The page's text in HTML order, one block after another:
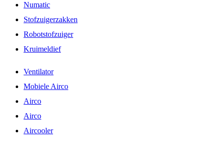
Numatic
Stofzuigerzakken
Robotstofzuiger
Kruimeldief
Ventilator
Mobiele Airco
Airco
Airco
Aircooler